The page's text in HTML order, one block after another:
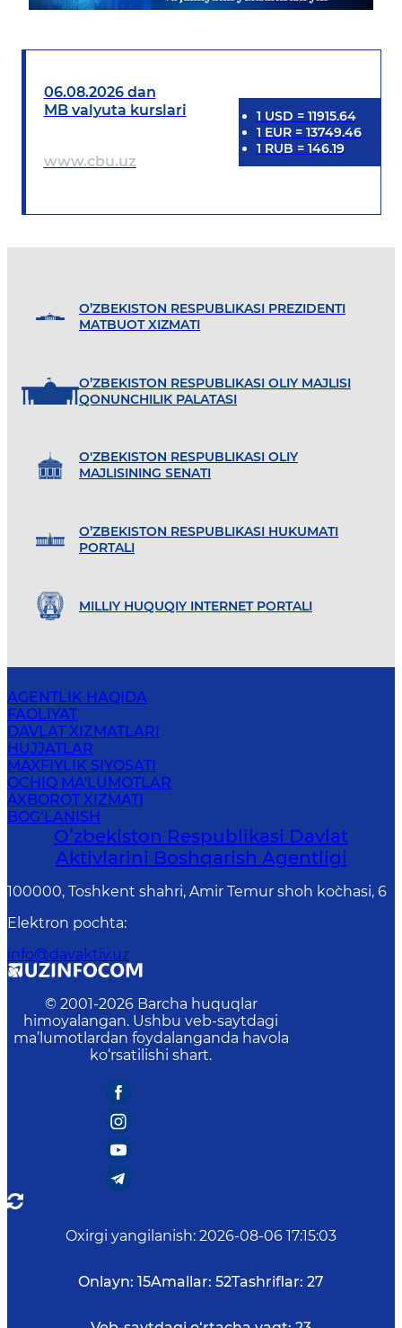
06.08.2026 dan
MB valyuta kurslari
www.cbu.uz
1 USD = 11915.64
1 EUR= 13749.46
1 RUB = 146.19
O’ZBEKISTON RESPUBLIKASI PREZIDENTI
MATBUOT XIZMATI
O’ZBEKISTON RESPUBLIKASI OLIY MAJLISI
QONUNCHILIK PALATASI
O'ZBEKISTON RESPUBLIKASI OLIY
MAJLISINING SENATI
O’ZBEKISTON RESPUBLIKASI HUKUMATI
PORTALI
MILLIY HUQUQIY INTERNET PORTALI
AGENTLIK HAQIDA
FAOLIYAT
DAVLAT XIZMATLARI
HUJJATLAR
MAXFIYLIK SIYOSATI
OCHIQ MA'LUMOTLAR
AXBOROT XIZMATI
BOG‘LANISH
Oʻzbekiston Respublikasi Davlat
Aktivlarini Boshqarish Agentligi
100000, Toshkent shahri, Amir Temur shoh ko`chasi, 6
Elektron pochta:
info@davaktiv.uz
© 2001-2026 Barcha huquqlar
himoyalangan. Ushbu veb-saytdagi
ma’lumotlardan foydalanganda havola
ko‘rsatilishi shart.
Oxirgi yangilanish: 2026-08-06 17:15:03
Onlayn: 15Amallar: 52Tashriflar: 27